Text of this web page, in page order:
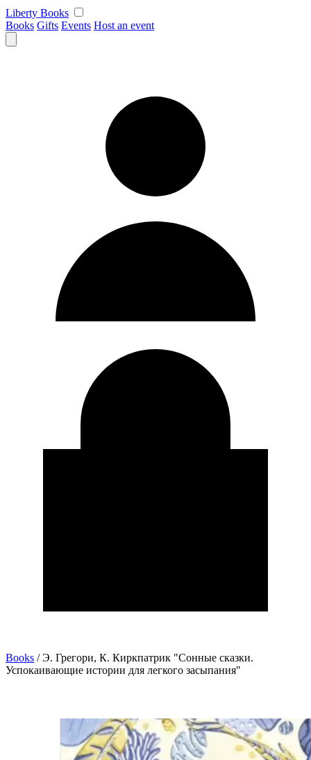
Skip
to
content
Liberty Books
Books Gifts Events Host an event
Books / Э. Грегори, К. Киркпатрик "Сонные сказки.
Успокаивающие истории для легкого засыпания"